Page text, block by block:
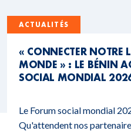
ACTUALITÉS
« CONNECTER NOTRE
MONDE » : LE BÉNIN
SOCIAL MONDIAL
Le Forum social mondial
Qu'attendent nos